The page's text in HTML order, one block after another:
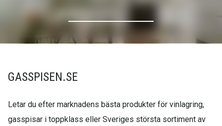
GASSPISEN.SE
Letar du efter marknadens bästa produkter för vinlagring,
gasspisar i toppklass eller Sveriges största sortiment av